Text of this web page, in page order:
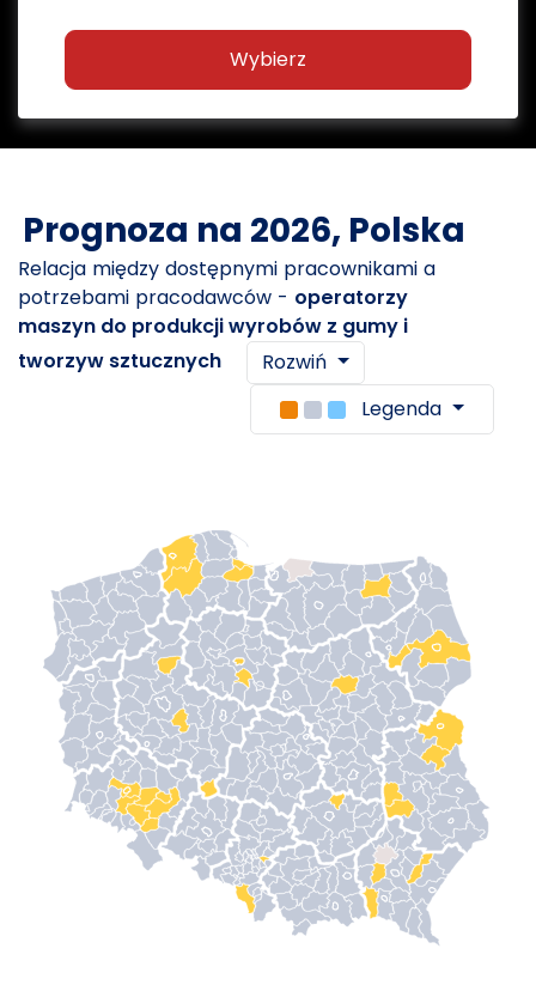
Wybierz
Prognoza na 2026, Polska
Relacja między dostępnymi pracownikami a
potrzebami pracodawców - operatorzy
maszyn do produkcji wyrobów z gumy i
tworzyw sztucznych
Rozwiń
Legenda